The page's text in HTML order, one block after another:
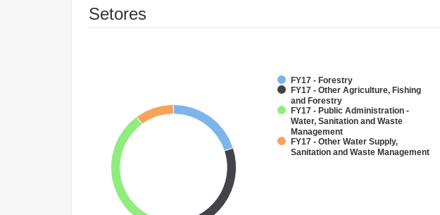
Setores
FY17 - Forestry
FY17 - Other Agriculture, Fishing
and Forestry
FY17 - Public Administration -
Water, Sanitation and Waste
Management
FY17 - Other Water Supply,
Sanitation and Waste Management